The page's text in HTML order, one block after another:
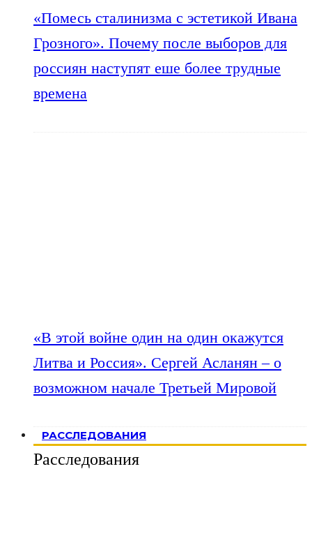
«Помесь сталинизма с эстетикой Ивана
Грозного». Почему после выборов для
россиян наступят еше более трудные
времена
«В этой войне один на один окажутся
Литва и Россия». Сергей Асланян – о
возможном начале Третьей Мировой
РАССЛЕДОВАНИЯ
Расследования